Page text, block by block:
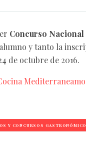
Concurso Nacional
y tanto la
de octubre de 2016.
Y CONCURSOS